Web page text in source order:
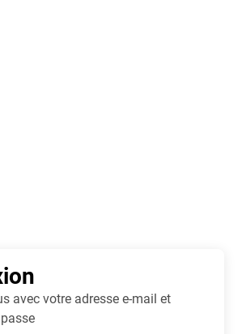
avec votre adresse e-mail et